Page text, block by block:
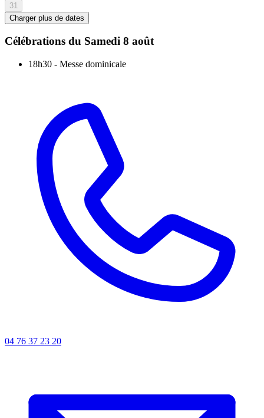
31
Charger plus de dates
Célébrations du Samedi 8 août
18h30 - Messe dominicale
04 76 37 23 20